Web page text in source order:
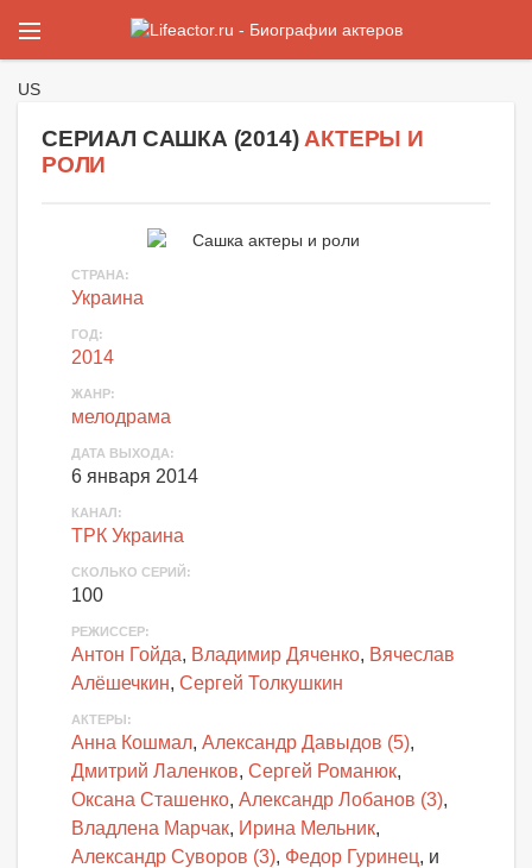
US
СЕРИАЛ САШКА (2014) АКТЕРЫ И
РОЛИ
СТРАНА:
Украина
ГОД:
2014
ЖАНР:
мелодрама
ДАТА ВЫХОДА:
6 января 2014
КАНАЛ:
ТРК Украина
СКОЛЬКО СЕРИЙ:
100
РЕЖИССЕР:
Антон Гойда, Владимир Дяченко, Вячеслав
Алёшечкин, Сергей Толкушкин
АКТЕРЫ:
Анна Кошмал, Александр Давыдов (5),
Дмитрий Лаленков, Сергей Романюк,
Оксана Сташенко, Александр Лобанов (3),
Владлена Марчак, Ирина Мельник,
Александр Суворов (3), Федор Гуринец, и